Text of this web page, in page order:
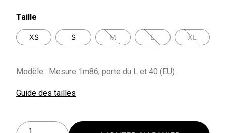
Taille
XS S M L XL
Modèle : Mesure 1m86, porte du L et 40 (EU)
Guide des tailles